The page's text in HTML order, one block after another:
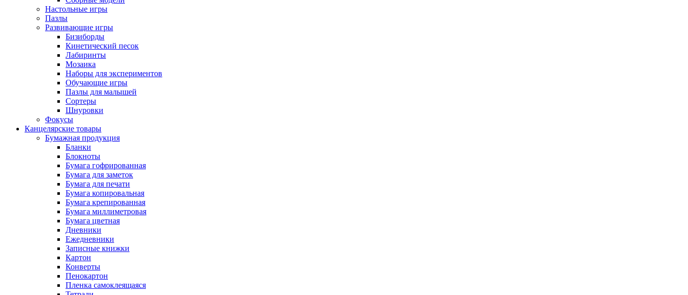
Настольные игры
Пазлы
Развивающие игры
Бизиборды
Кинетический песок
Лабиринты
Мозаика
Наборы для экспериментов
Обучающие игры
Пазлы для малышей
Сортеры
Шнуровки
Фокусы
Канцелярские товары
Бумажная продукция
Бланки
Блокноты
Бумага гофрированная
Бумага для заметок
Бумага для печати
Бумага копировальная
Бумага крепированная
Бумага миллиметровая
Бумага цветная
Дневники
Ежедневники
Записные книжки
Картон
Конверты
Пенокартон
Пленка самоклеящаяся